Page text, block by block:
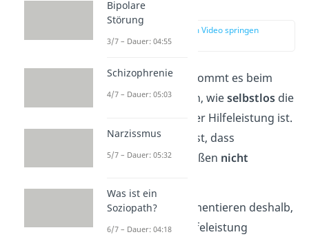
zur Stelle im Video springen
(02:45)
Laut der Definition kommt es beim
Altruismus darauf an, wieselbstlosdie
hinter der Hilfeleistung ist.
Das Problem dabei ist, dass
Motivationen von außen nicht
Viele Forscher argumentieren deshalb,
dass hinter jeder Hilfeleistung
Bipolare
Störung
3/7 – Dauer: 04:55
Schizophrenie
4/7 – Dauer: 05:03
Narzissmus
5/7 – Dauer: 05:32
Was ist ein
Soziopath?
6/7 – Dauer: 04:18